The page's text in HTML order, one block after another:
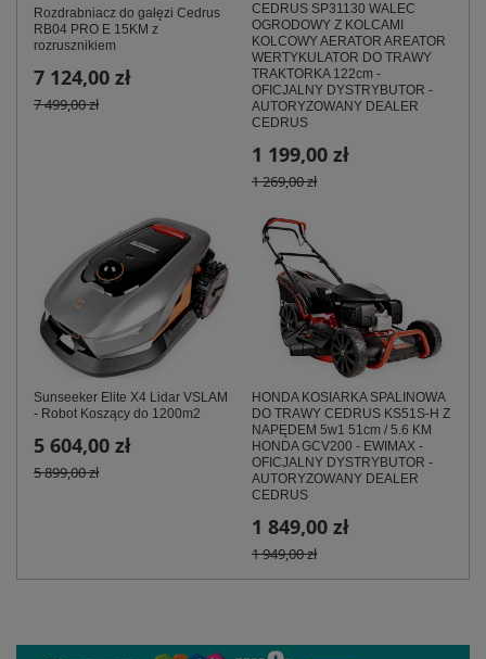
Rozdrabniacz do gałęzi Cedrus
RB04 PRO E 15KM z
rozrusznikiem
7 124,00 zł
7 499,00 zł
CEDRUS SP31130 WALEC
OGRODOWY Z KOLCAMI
KOLCOWY AERATOR AREATOR
WERTYKULATOR DO TRAWY
TRAKTORKA 122cm -
OFICJALNY DYSTRYBUTOR -
AUTORYZOWANY DEALER
CEDRUS
1 199,00 zł
1 269,00 zł
Sunseeker Elite X4 Lidar VSLAM
- Robot Koszący do 1200m2
5 604,00 zł
5 899,00 zł
HONDA KOSIARKA SPALINOWA
DO TRAWY CEDRUS KS51S-H Z
NAPĘDEM 5w1 51cm / 5.6 KM
HONDA GCV200 - EWIMAX -
OFICJALNY DYSTRYBUTOR -
AUTORYZOWANY DEALER
CEDRUS
1 849,00 zł
1 949,00 zł